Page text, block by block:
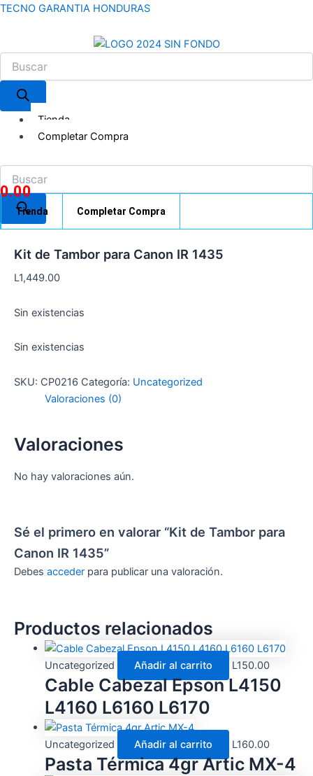
Ir
TECNO GARANTIA HONDURAS
Búsqueda
Menú
Tienda
Completar Compra
Búsqueda
0.00
Tienda Completar Compra
Kit de Tambor para Canon IR 1435
L1,449.00
Sin existencias
Sin existencias
SKU: CP0216 Categoría: Uncategorized
Valoraciones (0)
Valoraciones
No hay valoraciones aún.
Sé el primero en valorar “Kit de Tambor para
Canon IR 1435”
Debes acceder para publicar una valoración.
Productos relacionados
Uncategorized Añadir al carrito L150.00
Cable Cabezal Epson L4150
L4160 L6160 L6170
Uncategorized Añadir al carrito L160.00
Pasta Térmica 4gr Artic MX-4